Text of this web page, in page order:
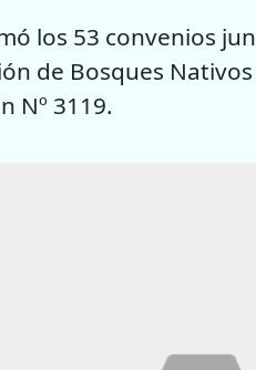
los 53 convenios
de Bosques
Nº 3119.